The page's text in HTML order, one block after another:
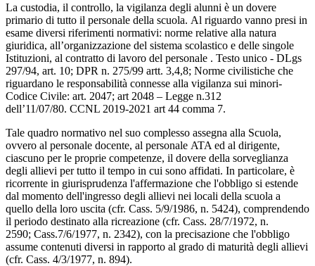
La custodia, il controllo, la vigilanza degli alunni è un dovere
primario di tutto il personale della scuola. Al riguardo vanno presi in
esame diversi riferimenti normativi: norme relative alla natura
giuridica, all’organizzazione del sistema scolastico e delle singole
Istituzioni, al contratto di lavoro del personale . Testo unico - DLgs
297/94, art. 10; DPR n. 275/99 artt. 3,4,8; Norme civilistiche che
riguardano le responsabilità connesse alla vigilanza sui minori-
Codice Civile: art. 2047; art 2048 – Legge n.312
dell’11/07/80. CCNL 2019-2021 art 44 comma 7.
Tale quadro normativo nel suo complesso assegna alla Scuola,
ovvero al personale docente, al personale ATA ed al dirigente,
ciascuno per le proprie competenze, il dovere della sorveglianza
degli allievi per tutto il tempo in cui sono affidati. In particolare, è
ricorrente in giurisprudenza l'affermazione che l'obbligo si estende
dal momento dell'ingresso degli allievi nei locali della scuola a
quello della loro uscita (cfr. Cass. 5/9/1986, n. 5424), comprendendo
il periodo destinato alla ricreazione (cfr. Cass. 28/7/1972, n.
2590; Cass.7/6/1977, n. 2342), con la precisazione che l'obbligo
assume contenuti diversi in rapporto al grado di maturità degli allievi
(cfr. Cass. 4/3/1977, n. 894).